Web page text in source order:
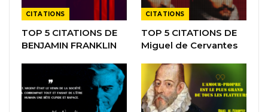
CITATIONS
TOP 5 CITATIONS DE
BENJAMIN FRANKLIN
CITATIONS
TOP 5 CITATIONS DE
Miguel de Cervantes